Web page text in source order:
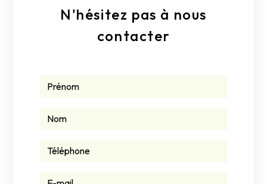
N'hésitez pas à nous
contacter